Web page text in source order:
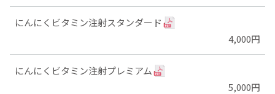
にんにくビタミン注射スタンダード
4,000円
にんにくビタミン注射プレミアム
5,000円